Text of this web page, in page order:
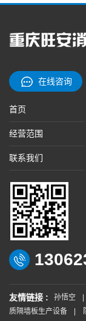
在线咨询
首页
经营范围
联系我们
友情链接 : 孙悟空 |
质隔墙板生产设备
|